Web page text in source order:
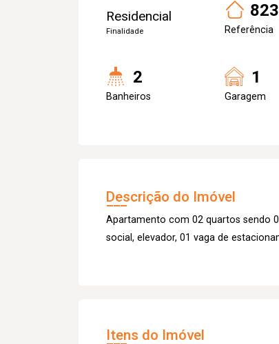
Residencial
Finalidade Referência
2
Banheiros
1
Garagem
Descrição do Imóvel
Apartamento com 02 quartos sendo
social, elevador, 01 vaga de
Itens do Imóvel